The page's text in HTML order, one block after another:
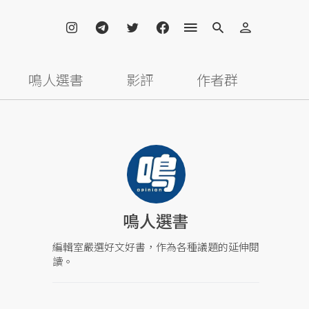
鳴人選書 影評 作者群
鳴人選書
編輯室嚴選好文好書，作為各種議題的延伸閱
讀。